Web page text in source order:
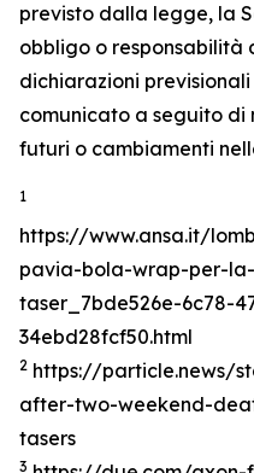
previsto dalla legge, la
obbligo o responsabilità
dichiarazioni
comunicato a seguito di
futuri o cambiamenti
1
https://www.ansa.it/
pavia-bola-wrap-per-
taser_7bde526e-6c78-
34ebd28fcf50.html
2 https://particle.news/
after-two-weekend-
tasers
3